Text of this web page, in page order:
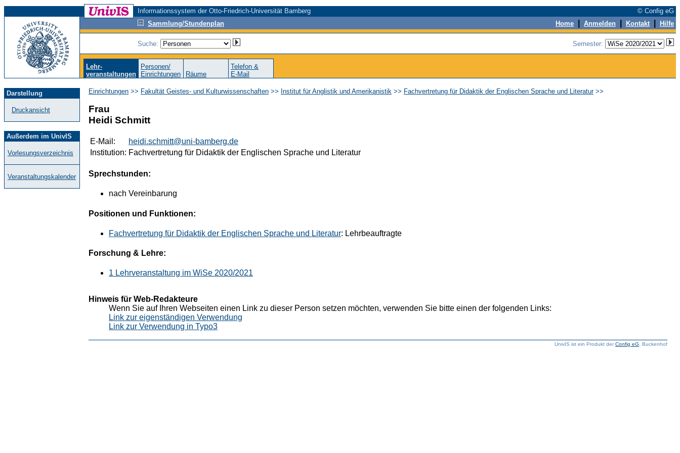
Informationssystem der Otto-Friedrich-Universität Bamberg
© Config eG
Sammlung/Stundenplan
Home Anmelden Kontakt Hilfe
Suche: Semester:
Lehr-
veranstaltungen
Personen/
Einrichtungen
Räume
Telefon &
E-Mail
Darstellung
Druckansicht
Außerdem im UnivIS
Vorlesungsverzeichnis
Veranstaltungskalender
Einrichtungen >> Fakultät Geistes- und Kulturwissenschaften >> Institut für Anglistik und Amerikanistik >> Fachvertretung für Didaktik der Englischen Sprache und Literatur>>
Frau
Heidi Schmitt
E-Mail:
heidi.schmitt@uni-bamberg.de
Institution: Fachvertretung für Didaktik der Englischen Sprache und Literatur
Sprechstunden:
nach Vereinbarung
Positionen und Funktionen:
Fachvertretung für Didaktik der Englischen Sprache und Literatur: Lehrbeauftragte
Forschung & Lehre:
1 Lehrveranstaltung im WiSe 2020/2021
Hinweis für Web-Redakteure
Wenn Sie auf Ihren Webseiten einen Link zu dieser Person setzen möchten, verwenden Sie bitte einen der folgenden Links:
Link zur eigenständigen Verwendung
Link zur Verwendung in Typo3
UnivIS ist ein Produkt derConfig eG , Buckenhof